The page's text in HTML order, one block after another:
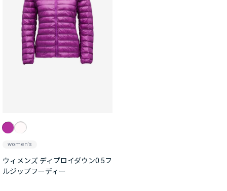
women's
ウィメンズ ディプロイダウン0.5フ
ルジップフーディー